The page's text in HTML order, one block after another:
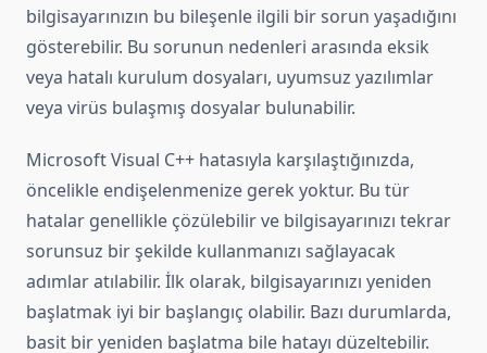
bilgisayarınızın bu bileşenle ilgili bir sorun yaşadığını
gösterebilir. Bu sorunun nedenleri arasında eksik
veya hatalı kurulum dosyaları, uyumsuz yazılımlar
veya virüs bulaşmış dosyalar bulunabilir.
Microsoft Visual C++ hatasıyla karşılaştığınızda,
öncelikle endişelenmenize gerek yoktur. Bu tür
hatalar genellikle çözülebilir ve bilgisayarınızı tekrar
sorunsuz bir şekilde kullanmanızı sağlayacak
adımlar atılabilir. İlk olarak, bilgisayarınızı yeniden
başlatmak iyi bir başlangıç olabilir. Bazı durumlarda,
basit bir yeniden başlatma bile hatayı düzeltebilir.